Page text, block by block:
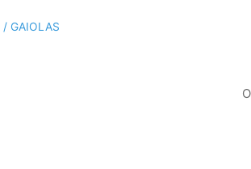
/ GAIOLAS